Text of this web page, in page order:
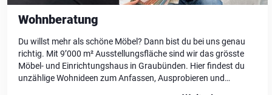
Wohnberatung
Du willst mehr als schöne Möbel? Dann bist du bei uns genau
richtig. Mit 9’000 m² Ausstellungsfläche sind wir das grösste
Möbel- und Einrichtungshaus in Graubünden. Hier findest du
unzählige Wohnideen zum Anfassen, Ausprobieren und